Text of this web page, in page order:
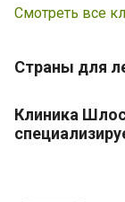
Смотреть все
Страны для
Клиника